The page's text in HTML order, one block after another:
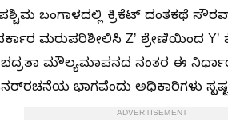
ಬಂಗಾಳದಲ್ಲಿ ಕ್ರಿಕೆಟ್ ದಂತಕಥೆ
ಮರುಪರಿಶೀಲಿಸಿ Zʼ ಶ್ರೇಣಿಯಿಂದ
ಮೌಲ್ಯಮಾಪನದ ನಂತರ ಈ ನಿರ್ಧಾರ
ಭಾಗವೆಂದು ಅಧಿಕಾರಿಗಳು
ADVERTISEMENT